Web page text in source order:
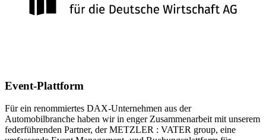
Event-Plattform
Für ein renommiertes DAX-Unternehmen aus der
Automobilbranche haben wir in enger Zusammenarbeit mit unserem
federführenden Partner, der METZLER : VATER group, eine